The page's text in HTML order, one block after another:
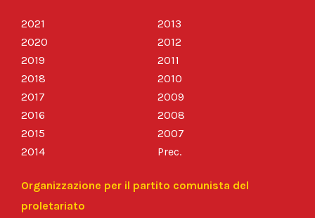
2021
2020
2019
2018
2017
2016
2015
2014
2013
2012
2011
2010
2009
2008
2007
Prec.
Organizzazione per il partito comunista del
proletariato